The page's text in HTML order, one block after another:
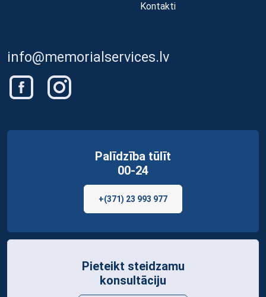
Kontakti
info@memorialservices.lv
Palīdzība tūlīt
00-24
+(371) 23 993 977
Pieteikt steidzamu
konsultāciju